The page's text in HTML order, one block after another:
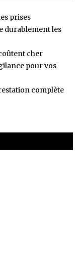
prises
durablement les
cher
pour vos
complète